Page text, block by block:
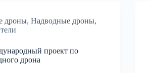
дроны, Надводные дроны,
проект по
дрона